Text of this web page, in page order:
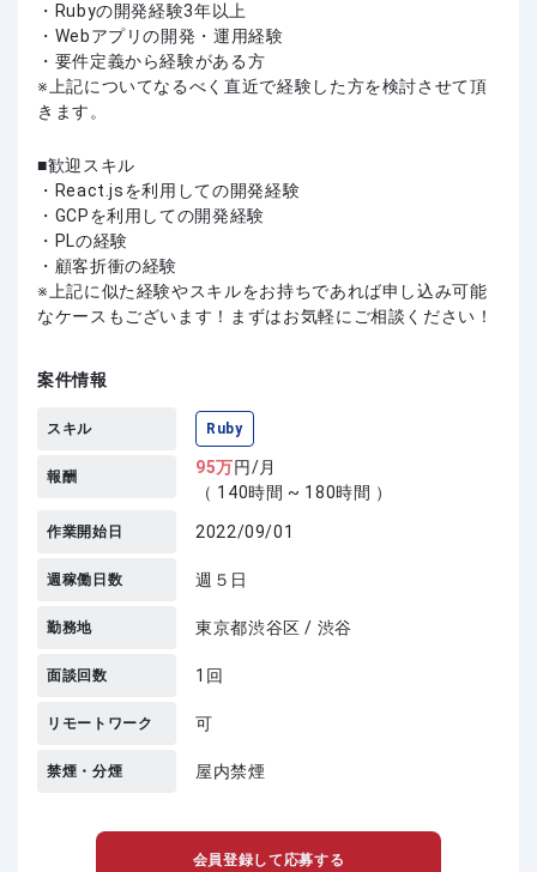
・Rubyの開発経験3年以上
・Webアプリの開発・運用経験
・要件定義から経験がある方
※上記についてなるべく直近で経験した方を検討させて頂
きます。
歓迎スキル
・React.jsを利用しての開発経験
・GCPを利用しての開発経験
・PLの経験
・顧客折衝の経験
上記に似た経験やスキルをお持ちであれば申し込み可能
なケースもございます！まずはお気軽にご相談ください！
案件情報
スキル Ruby
報酬 95万円/月
（ 140時間 ~ 180時間 ）
作業開始日 2022/09/01
週稼働日数 週５日
勤務地 東京都渋谷区 / 渋谷
面談回数 1回
リモートワーク 可
禁煙・分煙 屋内禁煙
会員登録して応募する